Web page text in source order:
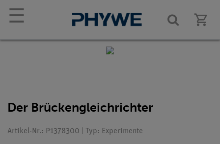
☰
Der Brückengleichrichter
Artikel-Nr.: P1378300 | Typ: Experimente